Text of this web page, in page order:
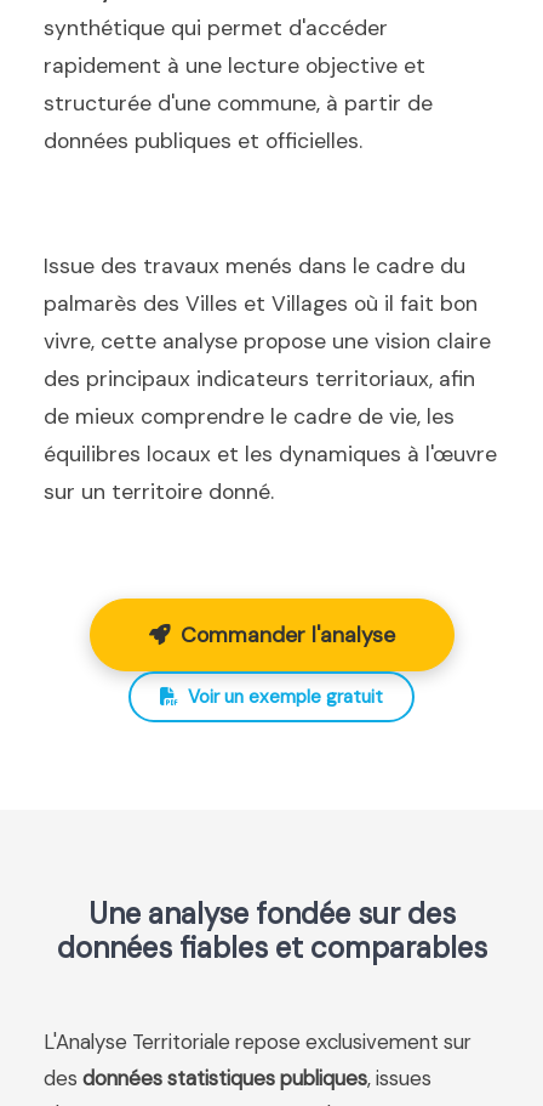
synthétique qui permet d'accéder
rapidement à une lecture objective et
structurée d'une commune, à partir de
données publiques et officielles.
Issue des travaux menés dans le cadre du
palmarès des Villes et Villages où il fait bon
vivre, cette analyse propose une vision claire
des principaux indicateurs territoriaux, afin
de mieux comprendre le cadre de vie, les
équilibres locaux et les dynamiques à l'œuvre
sur un territoire donné.
Commander l'analyse
Voir un exemple gratuit
Une analyse fondée sur des
données fiables et comparables
L'Analyse Territoriale repose exclusivement sur
des données statistiques publiques, issues